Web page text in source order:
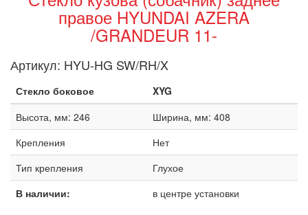
правое HYUNDAI AZERA
/GRANDEUR 11-
Артикул: HYU-HG SW/RH/X
Стекло боковое
XYG
Высота, мм: 246
Ширина, мм: 408
Крепления
Нет
Тип крепления
Глухое
В наличии:
в центре установки